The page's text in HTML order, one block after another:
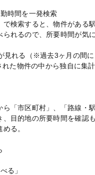
時間を一発検索
で検索すると、物件がある
られるので、所要時間が気
見れる（※過去3ヶ月の間に
た物件の中から独自に集
ら「市区町村」、「路線・
、目的地の所要時間を確認
める。
る」